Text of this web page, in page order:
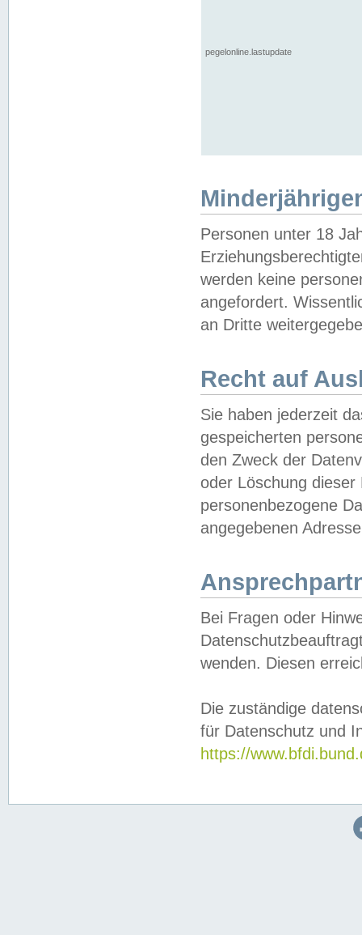
pegelonline.lastupdate
Personen unter 18
werden keine
angefordert.
an Dritte
Recht auf
Sie haben jederzeit
gespeicherten
den Zweck der
oder Löschung
personenbezogene
angegebenen
Bei Fragen oder
wenden. Diesen
Die zuständige
für Datenschutz und
https://